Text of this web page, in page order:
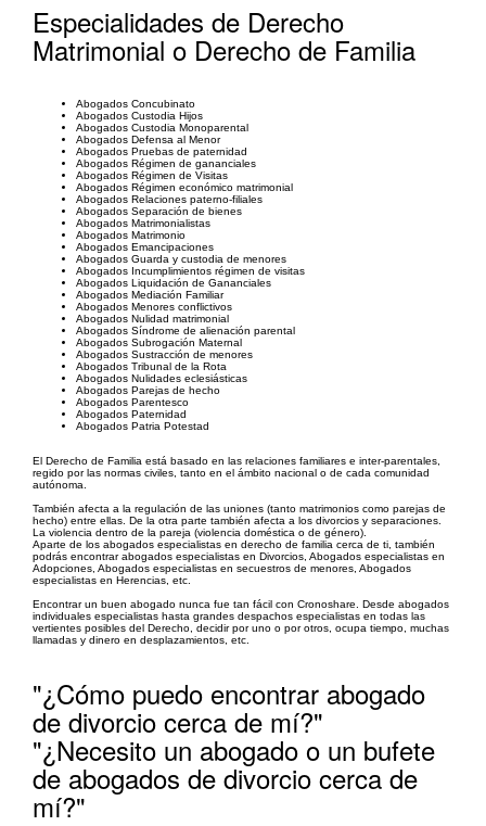
Especialidades de Derecho
Matrimonial o Derecho de Familia
Abogados Concubinato
Abogados Custodia Hijos
Abogados Custodia Monoparental
Abogados Defensa al Menor
Abogados Pruebas de paternidad
Abogados Régimen de gananciales
Abogados Régimen de Visitas
Abogados Régimen económico matrimonial
Abogados Relaciones paterno-filiales
Abogados Separación de bienes
Abogados Matrimonialistas
Abogados Matrimonio
Abogados Emancipaciones
Abogados Guarda y custodia de menores
Abogados Incumplimientos régimen de visitas
Abogados Liquidación de Gananciales
Abogados Mediación Familiar
Abogados Menores conflictivos
Abogados Nulidad matrimonial
Abogados Síndrome de alienación parental
Abogados Subrogación Maternal
Abogados Sustracción de menores
Abogados Tribunal de la Rota
Abogados Nulidades eclesiásticas
Abogados Parejas de hecho
Abogados Parentesco
Abogados Paternidad
Abogados Patria Potestad
El Derecho de Familia está basado en las relaciones familiares e inter-parentales,
regido por las normas civiles, tanto en el ámbito nacional o de cada comunidad
autónoma.
También afecta a la regulación de las uniones (tanto matrimonios como parejas de
hecho) entre ellas. De la otra parte también afecta a los divorcios y separaciones.
La violencia dentro de la pareja (violencia doméstica o de género).
Aparte de los abogados especialistas en derecho de familia cerca de ti, también
podrás encontrar abogados especialistas en Divorcios, Abogados especialistas en
Adopciones, Abogados especialistas en secuestros de menores, Abogados
especialistas en Herencias, etc.
Encontrar un buen abogado nunca fue tan fácil con Cronoshare. Desde abogados
individuales especialistas hasta grandes despachos especialistas en todas las
vertientes posibles del Derecho, decidir por uno o por otros, ocupa tiempo, muchas
llamadas y dinero en desplazamientos, etc.
"¿Cómo puedo encontrar abogado
de divorcio cerca de mí?"
"¿Necesito un abogado o un bufete
de abogados de divorcio cerca de
mí?"